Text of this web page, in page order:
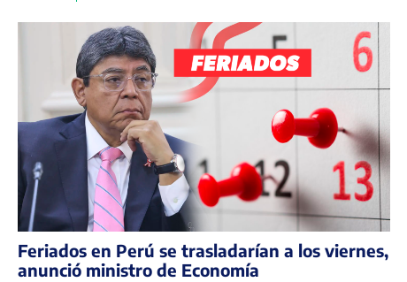
Feriados en Perú se trasladarían a los viernes,
anunció ministro de Economía